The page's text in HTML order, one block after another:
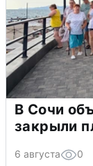
В Сочи
закрыли
6 августа 0